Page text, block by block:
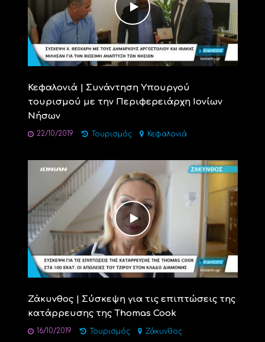
Κεφαλονιά | Συνάντηση Υπουργού
τουρισμού με την Περιφερειάρχη Ιονίων
Νήσων
22/10/2019 Τουρισμός Κεφαλονιά
Ζάκυνθος | Σύσκεψη για τις επιπτώσεις της
κατάρρευσης της Thomas Cook
16/10/2019 Τουρισμός Ζάκυνθος